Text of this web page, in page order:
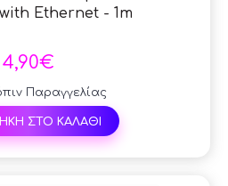
Ethernet - 1m
4,90€
Παραγγελίας
ΣΤΟ ΚΑΛΑΘΙ